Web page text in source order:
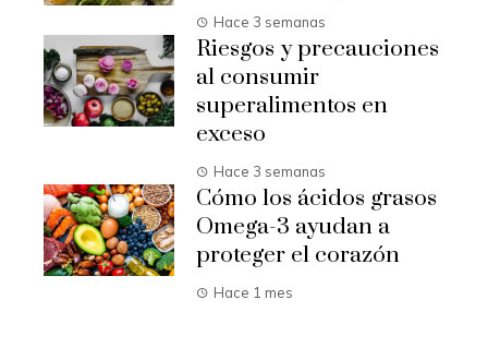
Hace 3 semanas
Riesgos y precauciones
al consumir
superalimentos en
exceso
Hace 3 semanas
Cómo los ácidos grasos
Omega-3 ayudan a
proteger el corazón
Hace 1 mes